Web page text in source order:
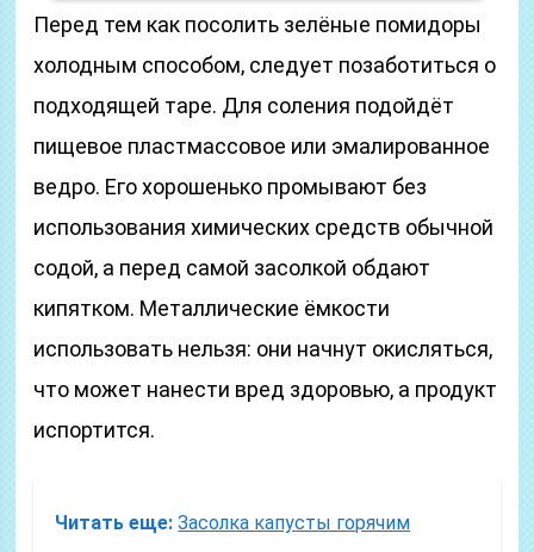
Перед тем как посолить зелёные помидоры
холодным способом, следует позаботиться о
подходящей таре. Для соления подойдёт
пищевое пластмассовое или эмалированное
ведро. Его хорошенько промывают без
использования химических средств обычной
содой, а перед самой засолкой обдают
кипятком. Металлические ёмкости
использовать нельзя: они начнут окисляться,
что может нанести вред здоровью, а продукт
испортится.
Читать еще: Засолка капусты горячим